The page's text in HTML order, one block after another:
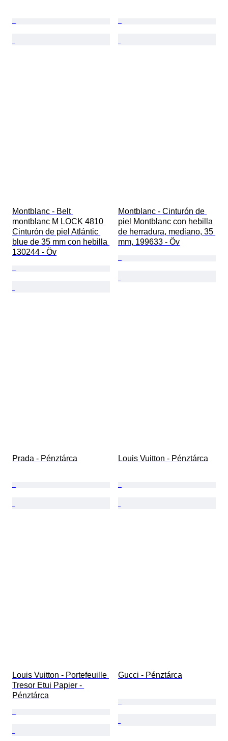
Montblanc - Belt
montblanc M LOCK 4810
Cinturón de piel Atlántic
blue de 35 mm con hebilla
130244 - Öv
Montblanc - Cinturón de
piel Montblanc con hebilla
de herradura, mediano, 35
mm, 199633 - Öv
Prada - Pénztárca Louis Vuitton - Pénztárca
Louis Vuitton - Portefeuille
Tresor Etui Papier -
Pénztárca
Gucci - Pénztárca